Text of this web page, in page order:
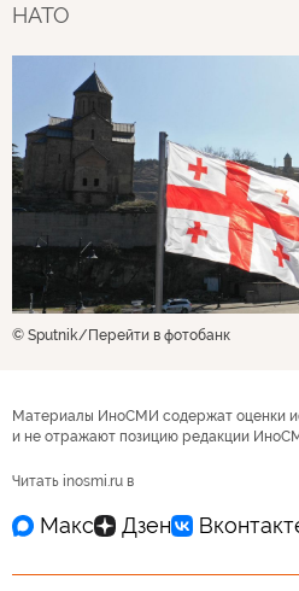
НАТО
© Sputnik Перейти в фотобанк
Материалы ИноСМИ содержат оценки
и не отражают позицию редакции
Читать inosmi.ru в